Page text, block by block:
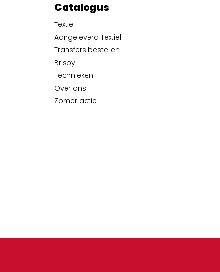
Catalogus
Textiel
Aangeleverd Textiel
Transfers bestellen
Brisby
Technieken
Over ons
Zomer actie